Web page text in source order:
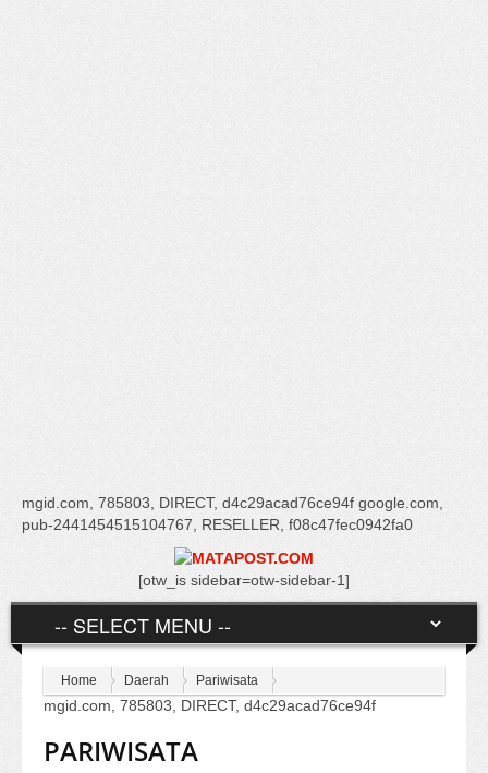
mgid.com, 785803, DIRECT, d4c29acad76ce94f google.com,
pub-2441454515104767, RESELLER, f08c47fec0942fa0
[otw_is sidebar=otw-sidebar-1]
Home Daerah Pariwisata
mgid.com, 785803, DIRECT, d4c29acad76ce94f
PARIWISATA